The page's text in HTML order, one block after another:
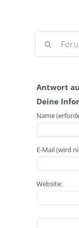
Antwort
Deine
Name
E-Mail (wird
Website: